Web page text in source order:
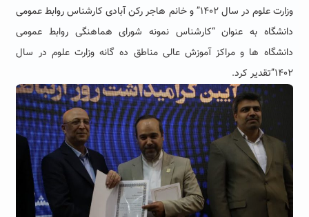
وزارت علوم در سال ۱۴۰۲” و خانم هاجر رکن آبادی کارشناس روابط عمومی
دانشگاه به عنوان “کارشناس نمونه شورای هماهنگی روابط عمومی
دانشگاه ها و مراکز آموزش عالی مناطق ده گانه وزارت علوم در سال
۱۴۰۲”تقدیر کرد
.